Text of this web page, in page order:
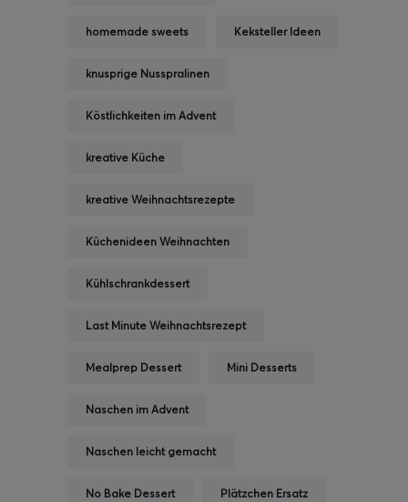
homemade sweets Keksteller Ideen
knusprige Nusspralinen
Köstlichkeiten im Advent
kreative Küche
kreative Weihnachtsrezepte
Küchenideen Weihnachten
Kühlschrankdessert
Last Minute Weihnachtsrezept
Mealprep Dessert Mini Desserts
Naschen im Advent
Naschen leicht gemacht
No Bake Dessert Plätzchen Ersatz